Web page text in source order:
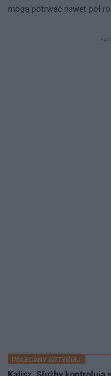
mogą potrwać nawet pół
POLECANY ARTYKUŁ: